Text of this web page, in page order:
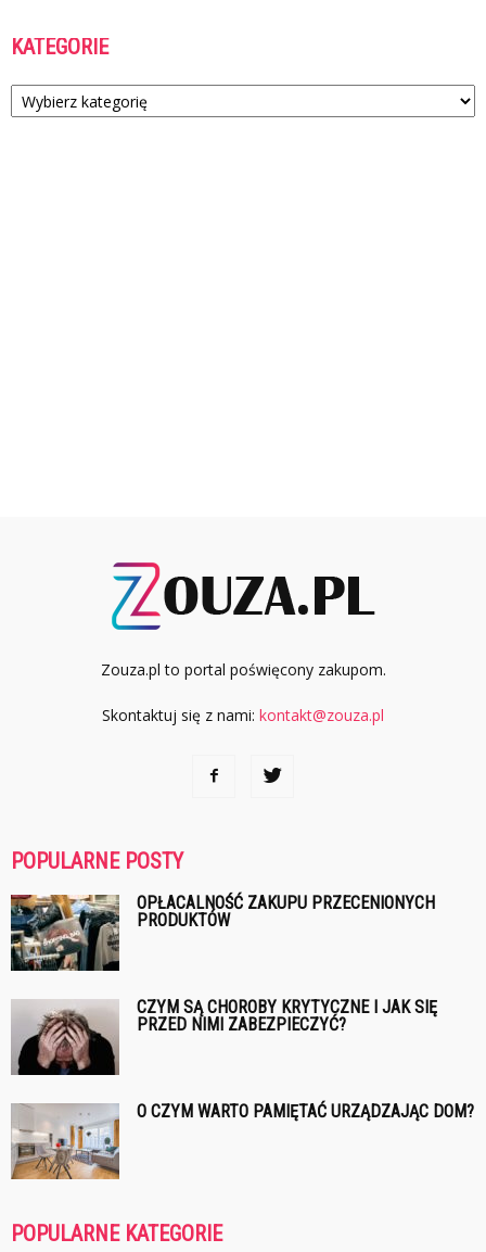
KATEGORIE
Kategorie
Zouza.pl to portal poświęcony zakupom.
Skontaktuj się z nami: kontakt@zouza.pl
POPULARNE POSTY
OPŁACALNOŚĆ ZAKUPU PRZECENIONYCH
PRODUKTÓW
CZYM SĄ CHOROBY KRYTYCZNE I JAK SIĘ
PRZED NIMI ZABEZPIECZYĆ?
O CZYM WARTO PAMIĘTAĆ URZĄDZAJĄC DOM?
POPULARNE KATEGORIE